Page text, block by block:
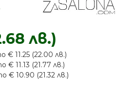
лв.)
€ 11.25 (22.00 лв.)
€ 11.13 (21.77 лв.)
€ 10.90 (21.32 лв.)